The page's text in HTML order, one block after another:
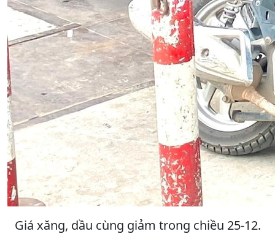
Giá xăng, dầu cùng giảm trong chiều 25-12.